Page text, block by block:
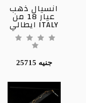
انسيال ذهب
عيار 18 من
ايطالي ITALY
25715 جنيه